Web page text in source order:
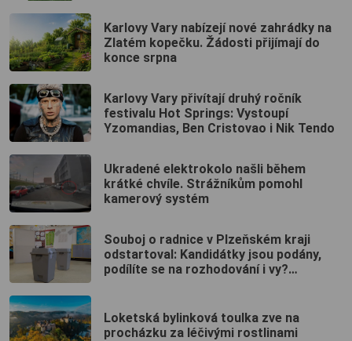
Karlovy Vary nabízejí nové zahrádky na
Zlatém kopečku. Žádosti přijímají do
konce srpna
Karlovy Vary přivítají druhý ročník
festivalu Hot Springs: Vystoupí
Yzomandias, Ben Cristovao i Nik Tendo
Ukradené elektrokolo našli během
krátké chvíle. Strážníkům pomohl
kamerový systém
Souboj o radnice v Plzeňském kraji
odstartoval: Kandidátky jsou podány,
podílíte se na rozhodování i vy?
Loketská bylinková toulka zve na
procházku za léčivými rostlinami